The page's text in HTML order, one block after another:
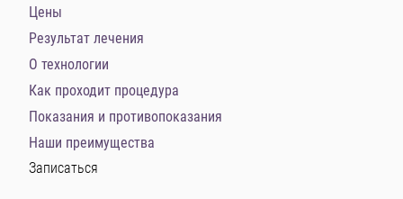
Цены
Результат лечения
О технологии
Как проходит процедура
Показания и противопоказания
Наши преимущества
Записаться